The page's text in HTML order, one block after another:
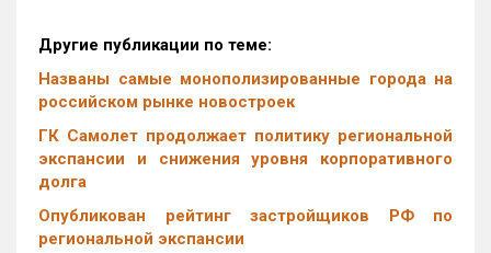
Другие публикации по теме:
Названы самые монополизированные города на
российском рынке новостроек
ГК Самолет продолжает политику региональной
экспансии и снижения уровня корпоративного
долга
Опубликован рейтинг застройщиков РФ по
региональной экспансии